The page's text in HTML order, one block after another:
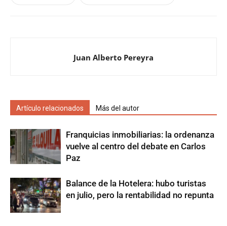
Juan Alberto Pereyra
Artículo relacionados Más del autor
Franquicias inmobiliarias: la ordenanza
vuelve al centro del debate en Carlos
Paz
Balance de la Hotelera: hubo turistas
en julio, pero la rentabilidad no repunta